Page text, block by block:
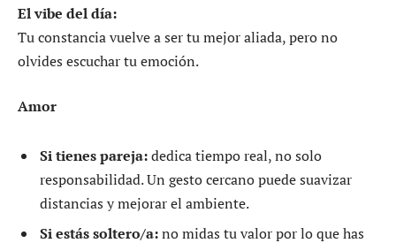
El vibe del día:
Tu constancia vuelve a ser tu mejor aliada, pero no
olvides escuchar tu emoción.
Amor
Si tienes pareja:dedica tiempo real, no solo
responsabilidad. Un gesto cercano puede suavizar
distancias y mejorar el ambiente.
Si estás soltero/a:no midas tu valor por lo que has